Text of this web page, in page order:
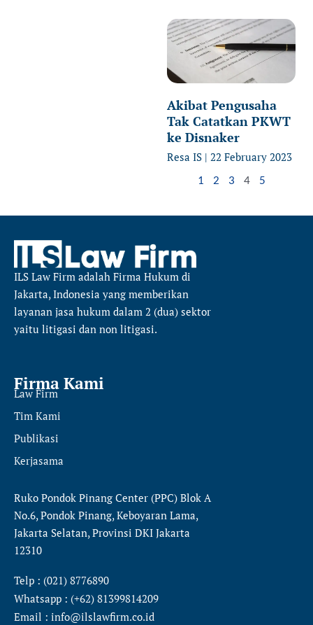
Akibat Pengusaha
Tak Catatkan PKWT
ke Disnaker
Resa IS 22 February 2023
1 2 3 4 5
ILS Law Firm adalah Firma Hukum di
Jakarta, Indonesia yang memberikan
layanan jasa hukum dalam 2 (dua) sektor
yaitu litigasi dan non litigasi.
Firma Kami
Law Firm
Tim Kami
Publikasi
Kerjasama
Ruko Pondok Pinang Center (PPC) Blok A
No.6, Pondok Pinang, Keboyaran Lama,
Jakarta Selatan, Provinsi DKI Jakarta
12310
Telp : (021) 8776890
Whatsapp : (+62) 81399814209
Email : info@ilslawfirm.co.id